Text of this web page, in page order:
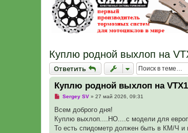
Куплю родной выхлоп на
Ответить
Ответить
Куплю родной выхлоп на
Н
п
о
ч
Sergey SV» 27 май 2026, 09:31
Всем доброго дня!
Куплю выхлоп....НО....с модели для
То есть спидометр должен быть в КМ/Ч и